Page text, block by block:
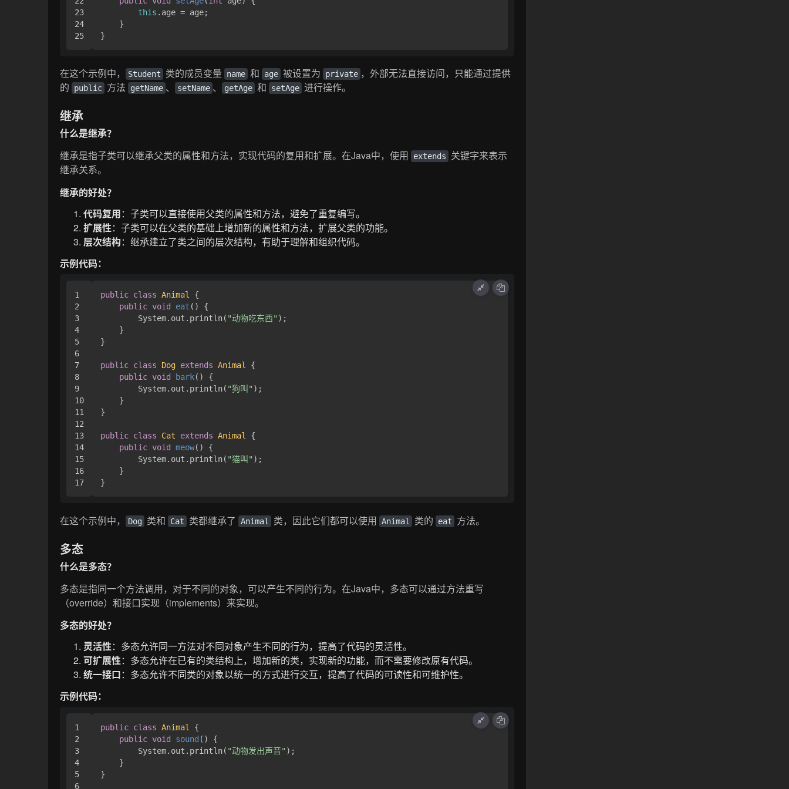
23
24
this .age = age;
    }
在这个示例中， Student 类的成员变量 name 和 age 被设置为 private ，外部无法直接访问，只能通过提供
的 public 方法 getName 、 setName 、 getAge 和 setAge 进行操作。
继承
什么是继承？
继承是指子类可以继承父类的属性和方法，实现代码的复用和扩展。在Java中，使用 extends
关键字来表示
继承关系。
继承的好处？
代码复用：子类可以直接使用父类的属性和方法，避免了重复编写。
扩展性：子类可以在父类的基础上增加新的属性和方法，扩展父类的功能。
层次结构：继承建立了类之间的层次结构，有助于理解和组织代码。
示例代码：
1
2
3
4
5
6
7
8
9
10
11
12
13
14
15
16
public class Animal
{
public void eat ()
{
        System.out.println(
"动物吃东西" );
    }
}
public class Dog extends Animal
{
public void bark()
{
        System.out.println(
"狗叫" );
    }
}
public class Cat extends Animal
{
public void meow()
{
        System.out.println(
"猫叫" );
    }
在这个示例中， Dog 类和 Cat 类都继承了 Animal 类，因此它们都可以使用 Animal 类的 eat 方法。
多态
什么是多态？
多态是指同一个方法调用，对于不同的对象，可以产生不同的行为。在Java中，多态可以通过方法重写
（override）和接口实现（implements）来实现。
多态的好处？
灵活性：多态允许同一方法对不同对象产生不同的行为，提高了代码的灵活性。
可扩展性：多态允许在已有的类结构上，增加新的类，实现新的功能，而不需要修改原有代码。
统一接口：多态允许不同类的对象以统一的方式进行交互，提高了代码的可读性和可维护性。
示例代码：
1
2
3
4
5
6
public class Animal {
public void sound ()
{
        System.out.println(
"动物发出声音" );
    }
}